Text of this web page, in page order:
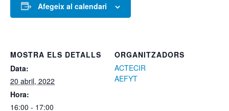
Afegeix al calendari
MOSTRA ELS DETALLS
Data:
20 abril, 2022
Hora:
16:00 - 17:00
ORGANITZADORS
ACTECIR
AEFYT